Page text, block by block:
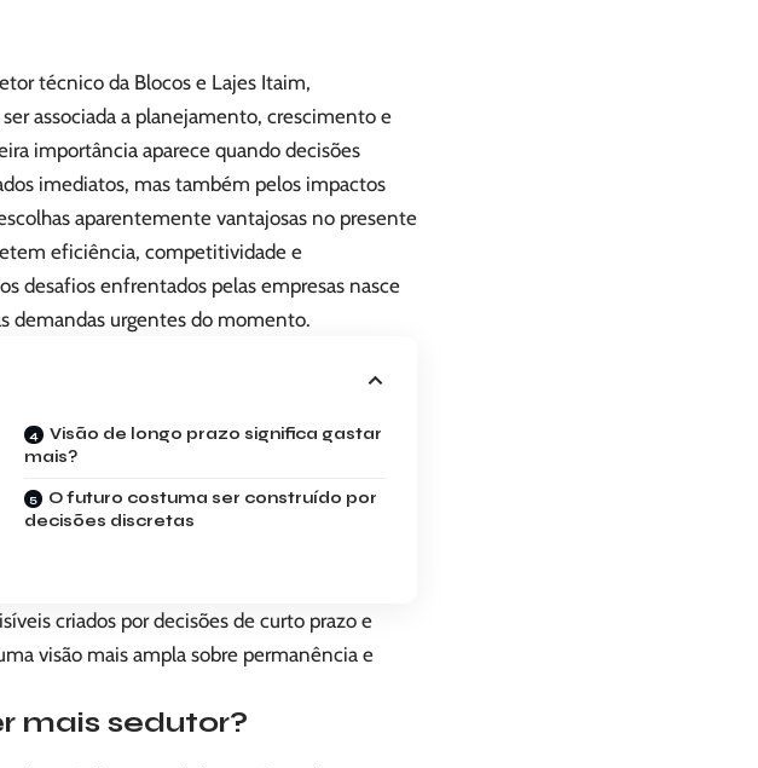
técnico da Blocos e Lajes Itaim,
associada a planejamento, crescimento e
importância aparece quando decisões
imediatos, mas também pelos impactos
aparentemente vantajosas no presente
eficiência, competitividade e
desafios enfrentados pelas empresas nasce
demandas urgentes do momento.
Visão de longo prazo significa gastar
mais?
O futuro costuma ser construído por
decisões discretas
criados por decisões de curto prazo e
visão mais ampla sobre permanência e
mais sedutor?